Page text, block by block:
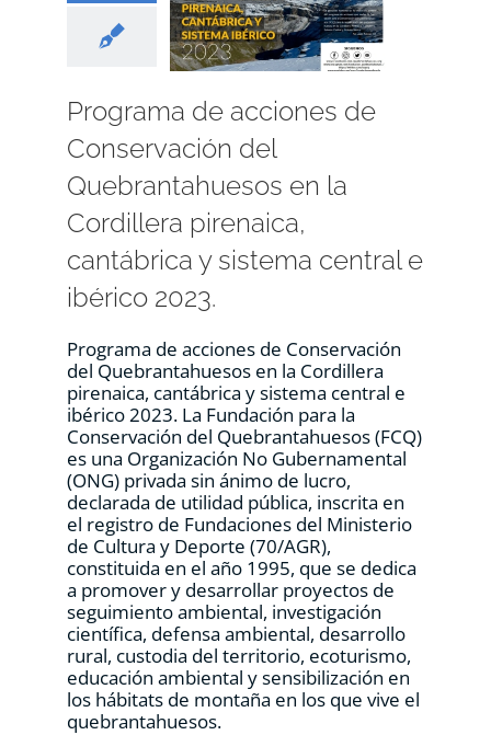
Programa de acciones de
Conservación del
Quebrantahuesos en la
Cordillera pirenaica,
cantábrica y sistema central e
ibérico 2023.
Programa de acciones de Conservación
del Quebrantahuesos en la Cordillera
pirenaica, cantábrica y sistema central e
ibérico 2023. La Fundación para la
Conservación del Quebrantahuesos (FCQ)
es una Organización No Gubernamental
(ONG) privada sin ánimo de lucro,
declarada de utilidad pública, inscrita en
el registro de Fundaciones del Ministerio
de Cultura y Deporte (70/AGR),
constituida en el año 1995, que se dedica
a promover y desarrollar proyectos de
seguimiento ambiental, investigación
científica, defensa ambiental, desarrollo
rural, custodia del territorio, ecoturismo,
educación ambiental y sensibilización en
los hábitats de montaña en los que vive el
quebrantahuesos.